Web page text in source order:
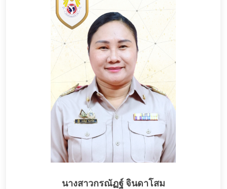
นางสาวกรณัฏฐ์ จินดาโสม